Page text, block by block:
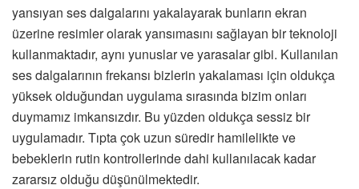
yansıyan ses dalgalarını yakalayarak bunların ekran
üzerine resimler olarak yansımasını sağlayan bir teknoloji
kullanmaktadır, aynı yunuslar ve yarasalar gibi. Kullanılan
ses dalgalarının frekansı bizlerin yakalaması için oldukça
yüksek olduğundan uygulama sırasında bizim onları
duymamız imkansızdır. Bu yüzden oldukça sessiz bir
uygulamadır. Tıpta çok uzun süredir hamilelikte ve
bebeklerin rutin kontrollerinde dahi kullanılacak kadar
zararsız olduğu düşünülmektedir.